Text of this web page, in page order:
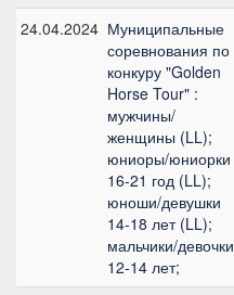
24.04.2024 Муниципальные
соревнования по
конкуру "Golden
Horse Tour" :
мужчины/
женщины (LL);
юниоры/юниорки
16-21 год (LL);
юноши/девушки
14-18 лет (LL);
мальчики/девочки
12-14 лет;